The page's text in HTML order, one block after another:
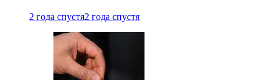
2 года спустя2 года спустя